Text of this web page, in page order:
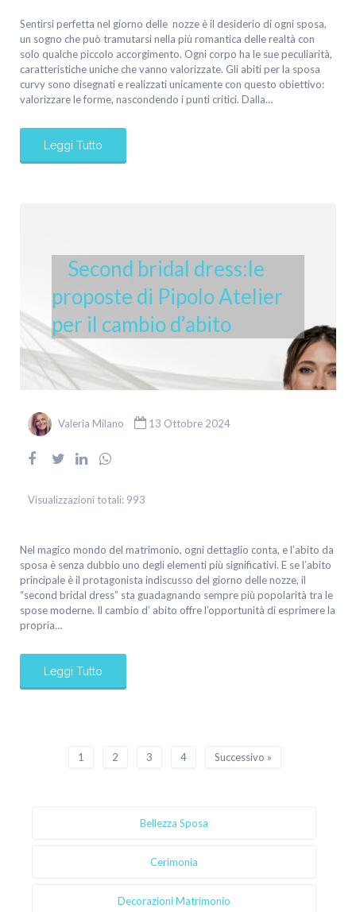
Sentirsi perfetta nel giorno delle nozze è il desiderio di ogni sposa,
un sogno che può tramutarsi nella più romantica delle realtà con
solo qualche piccolo accorgimento. Ogni corpo ha le sue peculiarità,
caratteristiche uniche che vanno valorizzate. Gli abiti per la sposa
curvy sono disegnati e realizzati unicamente con questo obiettivo:
valorizzare le forme, nascondendo i punti critici. Dalla…
Leggi Tutto
Second bridal dress:le
proposte di Pipolo Atelier
per il cambio d’abito
Valeria Milano 13 Ottobre 2024
Visualizzazioni totali: 993
Nel magico mondo del matrimonio, ogni dettaglio conta, e l’abito da
sposa è senza dubbio uno degli elementi più significativi. E se l’abito
principale è il protagonista indiscusso del giorno delle nozze, il
“second bridal dress” sta guadagnando sempre più popolarità tra le
spose moderne. Il cambio d’ abito offre l’opportunità di esprimere la
propria…
Leggi Tutto
1 2 3 4 Successivo »
Bellezza Sposa
Cerimonia
Decorazioni Matrimonio